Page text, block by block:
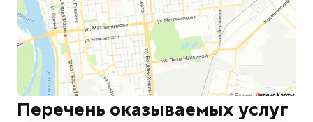
Перечень оказываемых услуг